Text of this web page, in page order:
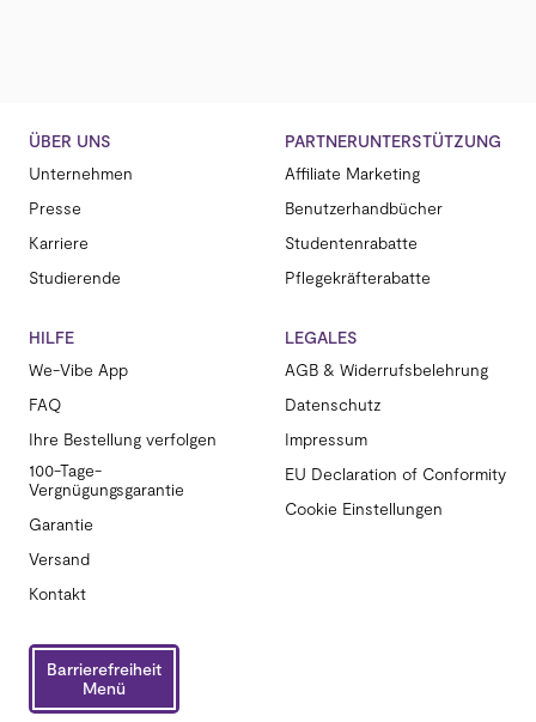
ÜBER UNS
Unternehmen
Presse
Karriere
Studierende
PARTNERUNTERSTÜTZUNG
Affiliate Marketing
Benutzerhandbücher
Studentenrabatte
Pflegekräfterabatte
HILFE
We-Vibe App
FAQ
Ihre Bestellung verfolgen
100-Tage-
Vergnügungsgarantie
Garantie
Versand
Kontakt
LEGALES
AGB & Widerrufsbelehrung
Datenschutz
Impressum
EU Declaration of Conformity
Cookie Einstellungen
Barrierefreiheit
Menü